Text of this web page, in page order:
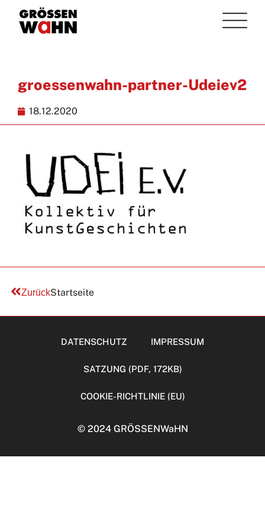
groessenwahn-partner-Udeiev2
18.12.2020
ZurückStartseite
DATENSCHUTZ IMPRESSUM
SATZUNG (PDF, 172KB)
COOKIE-RICHTLINIE (EU)
© 2024 GRÖSSENWaHN